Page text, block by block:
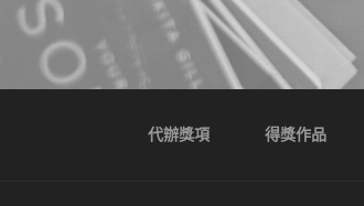
代辦獎項 得獎作品